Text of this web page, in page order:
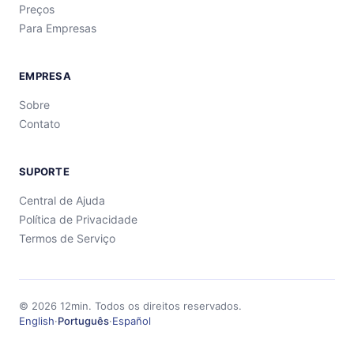
Preços
Para Empresas
EMPRESA
Sobre
Contato
SUPORTE
Central de Ajuda
Política de Privacidade
Termos de Serviço
© 2026 12min. Todos os direitos reservados.
English·Português·Español